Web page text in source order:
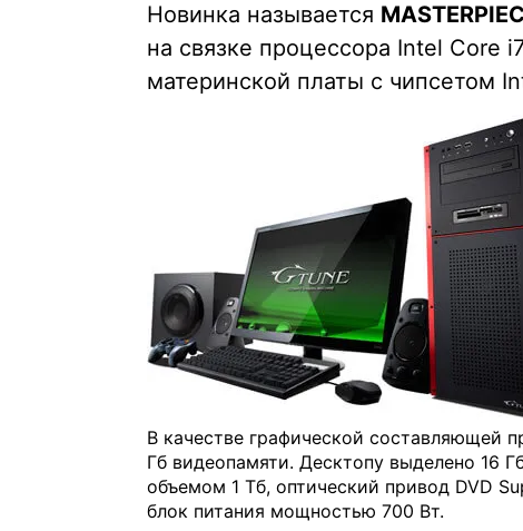
Новинка называется
на связке процессора Intel Core
материнской платы с чипсетом
В качестве графической составляющей
Гб видеопамяти. Десктопу выделено 16
объемом 1 Тб, оптический привод DVD
блок питания мощностью 700 Вт.